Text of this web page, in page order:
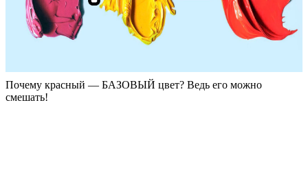
Почему красный — БАЗОВЫЙ цвет? Ведь его можно
смешать!